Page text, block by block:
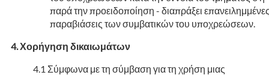
παρά την προειδοποίηση - διαπράξει
παραβιάσεις των συμβατικών του υποχρεώσεων.
Χορήγηση δικαιωμάτων
Σύμφωνα με τη σύμβαση για τη χρήση μιας